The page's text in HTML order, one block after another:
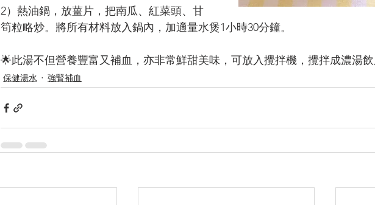
2）熱油鍋，放薑片，把南瓜、紅菜頭、甘
筍粒略炒。將所有材料放入鍋內，加適量水煲1小時30分鐘。
🌟此湯不但營養豐富又補血，亦非常鮮甜美味，可放入攪拌機，攪拌成濃湯
保健湯水 強腎補血